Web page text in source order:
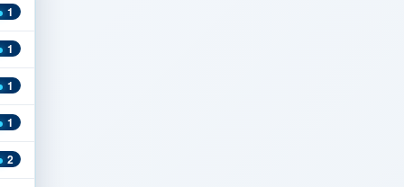
1
1
1
1
2